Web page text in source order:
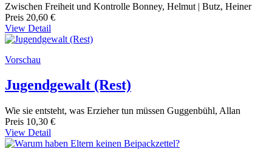
Zwischen Freiheit und Kontrolle Bonney, Helmut | Butz, Heiner
Preis 20,60 €
View Detail
Vorschau
Jugendgewalt (Rest)
Wie sie entsteht, was Erzieher tun müssen Guggenbühl, Allan
Preis 10,30 €
View Detail